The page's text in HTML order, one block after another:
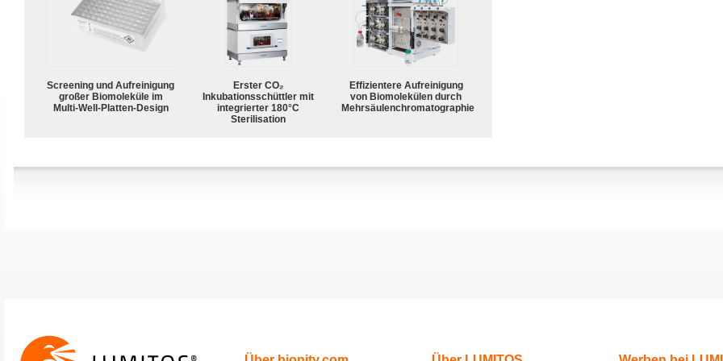
Screening und Aufreinigung
großer Biomoleküle im
Multi-Well-Platten-Design
Erster CO₂
Inkubationsschüttler mit
integrierter 180°C
Sterilisation
Effizientere Aufreinigung
von Biomolekülen durch
Mehrsäulenchromatographie